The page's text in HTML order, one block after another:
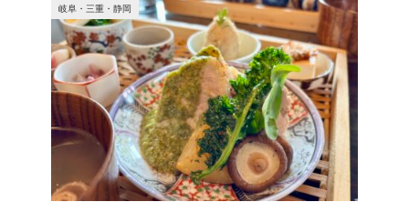
岐阜・三重・静岡